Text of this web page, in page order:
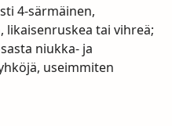
4-särmäinen,
tai vihreä;
niukka- ja
useimmiten